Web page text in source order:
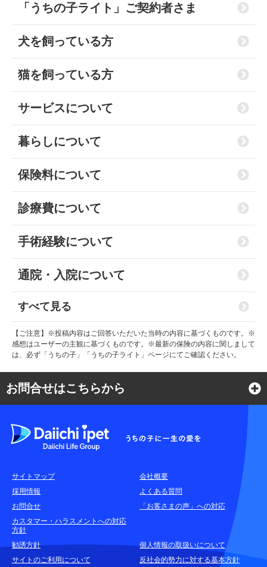
「うちの子ライト」ご契約者さま
犬を飼っている方
猫を飼っている方
サービスについて
暮らしについて
保険料について
診療費について
手術経験について
通院・入院について
すべて見る
【ご注意】※投稿内容はご回答いただいた当時の内容に基づくものです。※
感想はユーザーの主観に基づくものです。※最新の保険の内容に関しまして
は、必ず「うちの子」「うちの子ライト」ページにてご確認ください。
お問合せはこちらから
各種お問合せ窓口
耳や言葉の不自由なお客さまのお問合せ窓口
お申込みをご検討中のお客さま
(商品に関するお問合せ・資料請求)
資料請求はこちら
サイトマップ
会社概要
採用情報
よくある質問
お問合せ
「お客さまの声」への対応
カスタマー・ハラスメントへの対応
方針
勧誘方針
個人情報の取扱いについて
サイトのご利用について
反社会的勢力に対する基本方針